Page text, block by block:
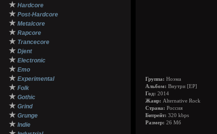
★ Hardcore
★ Post-Hardcore
★ Metalcore
★ Rapcore
★ Trancecore
★ Djent
★ Electronic
★ Emo
★ Experimental
★ Folk
★ Gothic
★ Grind
★ Grunge
★ Indie
Группа: Ноэма
Альбом: Внутри [EP]
Год: 2014
Жанр: Alternative Rock
Страна: Россия
Битрейт: 320 kbps
Размер: 26 Мб